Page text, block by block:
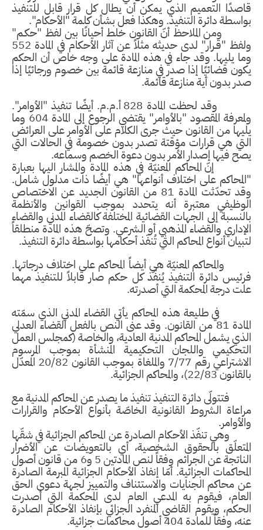
قاصدًا التعميم الذي يمكن أن يطال كل قرار قابل للتنفيذ
بواسطة دائرة التنفيذ. وهكذا فعل بشأن كلمة "الأحكام".
ومن الملاحظ أنّ القانون خلط أحيانًا بين لفظ "حكـم"
ولفظ "قـرار" لدى حديثه مثلاً عن آثار الأحكام في المادة 552
وما يليها. وقد جاء في هذه المادة على وجه خاص أن الحكم
يكون قضائيًا إذا صدر في منازعة قائمة بين خصوم ورجائيًا إذا
صدر بدون أية منازعة قائمة.
وقد لحظت المادة 828 أ.م.م. أيضًا تنفيذ "الأوامر".
ولمعرفة المقصود "بالأوامر" يقتضي الرجوع إلى المادة 604 وما
يليها من القانون حيث جرى الكلام على الأوامر على العرائض
التي هي قرارات مؤقتة تصدر بدون خصومة في الحالات التي
يصح فيها إصدار الأمر بدون دعوة الخصم وسماعه.
إنّ المحاكم المعنيّة في هذه المادة والمشار اليها بعبارة
"المحاكم على اختلاف أنواعها" هي أيضًا ذات مدلول شامل.
وقد تحدّثت المادة 81 من القانون الجديد عن الاختصاص
الوظيفي معتبرة أنه يتحدد بموجب القوانين والأنظمة
بالنسبة إلى الجهات القضائية المختلفة كالقضاء المدني والقضاء
الإداري والقضاء المذهبي أو الشرعي. وتصحّ هذه المادة منطلقاً
لتبيان أنواع المحاكم التي تُنفّذ أحكامها بواسطة دائرة التنفيذ.
والمحاكم المعنيّة هي أيضاً المحاكم على اختلاف درجاتها.
فرئيس دائرة التنفيذ يُنفّذ كل حكم صار قابلاً للتنفيذ مهما
علت درجة المحكمة التي أصدرته.
في طليعة هذه المحاكم يأتي القضاء المدني الذي سمّته
المادة 81 من القانون. وقد عنى النص بالفعل القضاء العدلي
الذي يشمل المحاكم المدنية العادية، والخاصة (كمجلس العمل
التحكيمي واللجان التحكيمية المنشأة بموجب المرسوم
الاشتراعي رقم 7/77 والملغاة بموجب القانون 20/82 المعدّل
بالقانون 22/83)، والمحاكم الجزائية.
فتتولّى دائرة التنفيذ تنفيذ ما يصدر عن المحاكم المدنية مع
مراعاة الشروط القانونية الخاصّة بأنواع الأحكام والقرارات
والأوامر.
وهي تنفّذ الأحكام الصادرة عن المحاكم الجزائية في شقّها
المتعلّق بالحقوق الشخصية، أي بالتعويضات عن الأضرار
الناتجة عن الجرائم وفقاً لنص المادتين 5 و6 من قانون أصول
المحاكمات الجزائية. أمّا إنفاذ الأحكام الجزائية المبرمة الصادرة
عن محاكم الجنايات والاستئناف والتمييز لجهة دعوى الحق
العام، فيقوم به المدعي العام لدى المحكمة التي أصدرت
الحكم، ويقوم القاضي المنفرد الجزائي بإنفاذ الأحكام الصادرة
عنه، وفقاً للمادة 404 أصول محاكمات جزائية.